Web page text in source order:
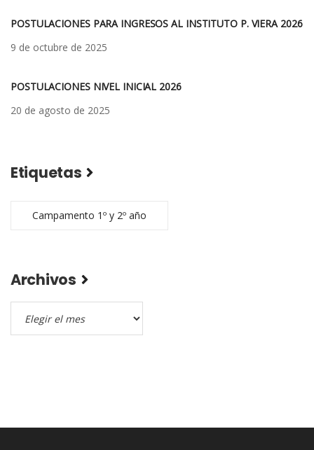
POSTULACIONES PARA INGRESOS AL INSTITUTO P. VIERA 2026
9 de octubre de 2025
POSTULACIONES NIVEL INICIAL 2026
20 de agosto de 2025
Etiquetas
Campamento 1º y 2º año
Archivos